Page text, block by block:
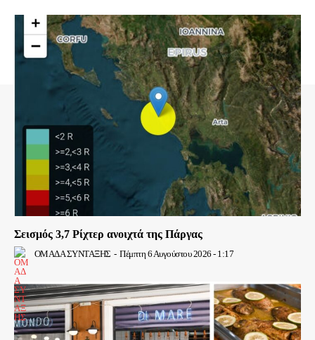
Σεισμός 3,7 Ρίχτερ ανοιχτά της Πάργας
ΟΜΑΔΑ ΣΥΝΤΑΞΗΣ - Πέμπτη 6 Αυγούστου 2026 - 1:17